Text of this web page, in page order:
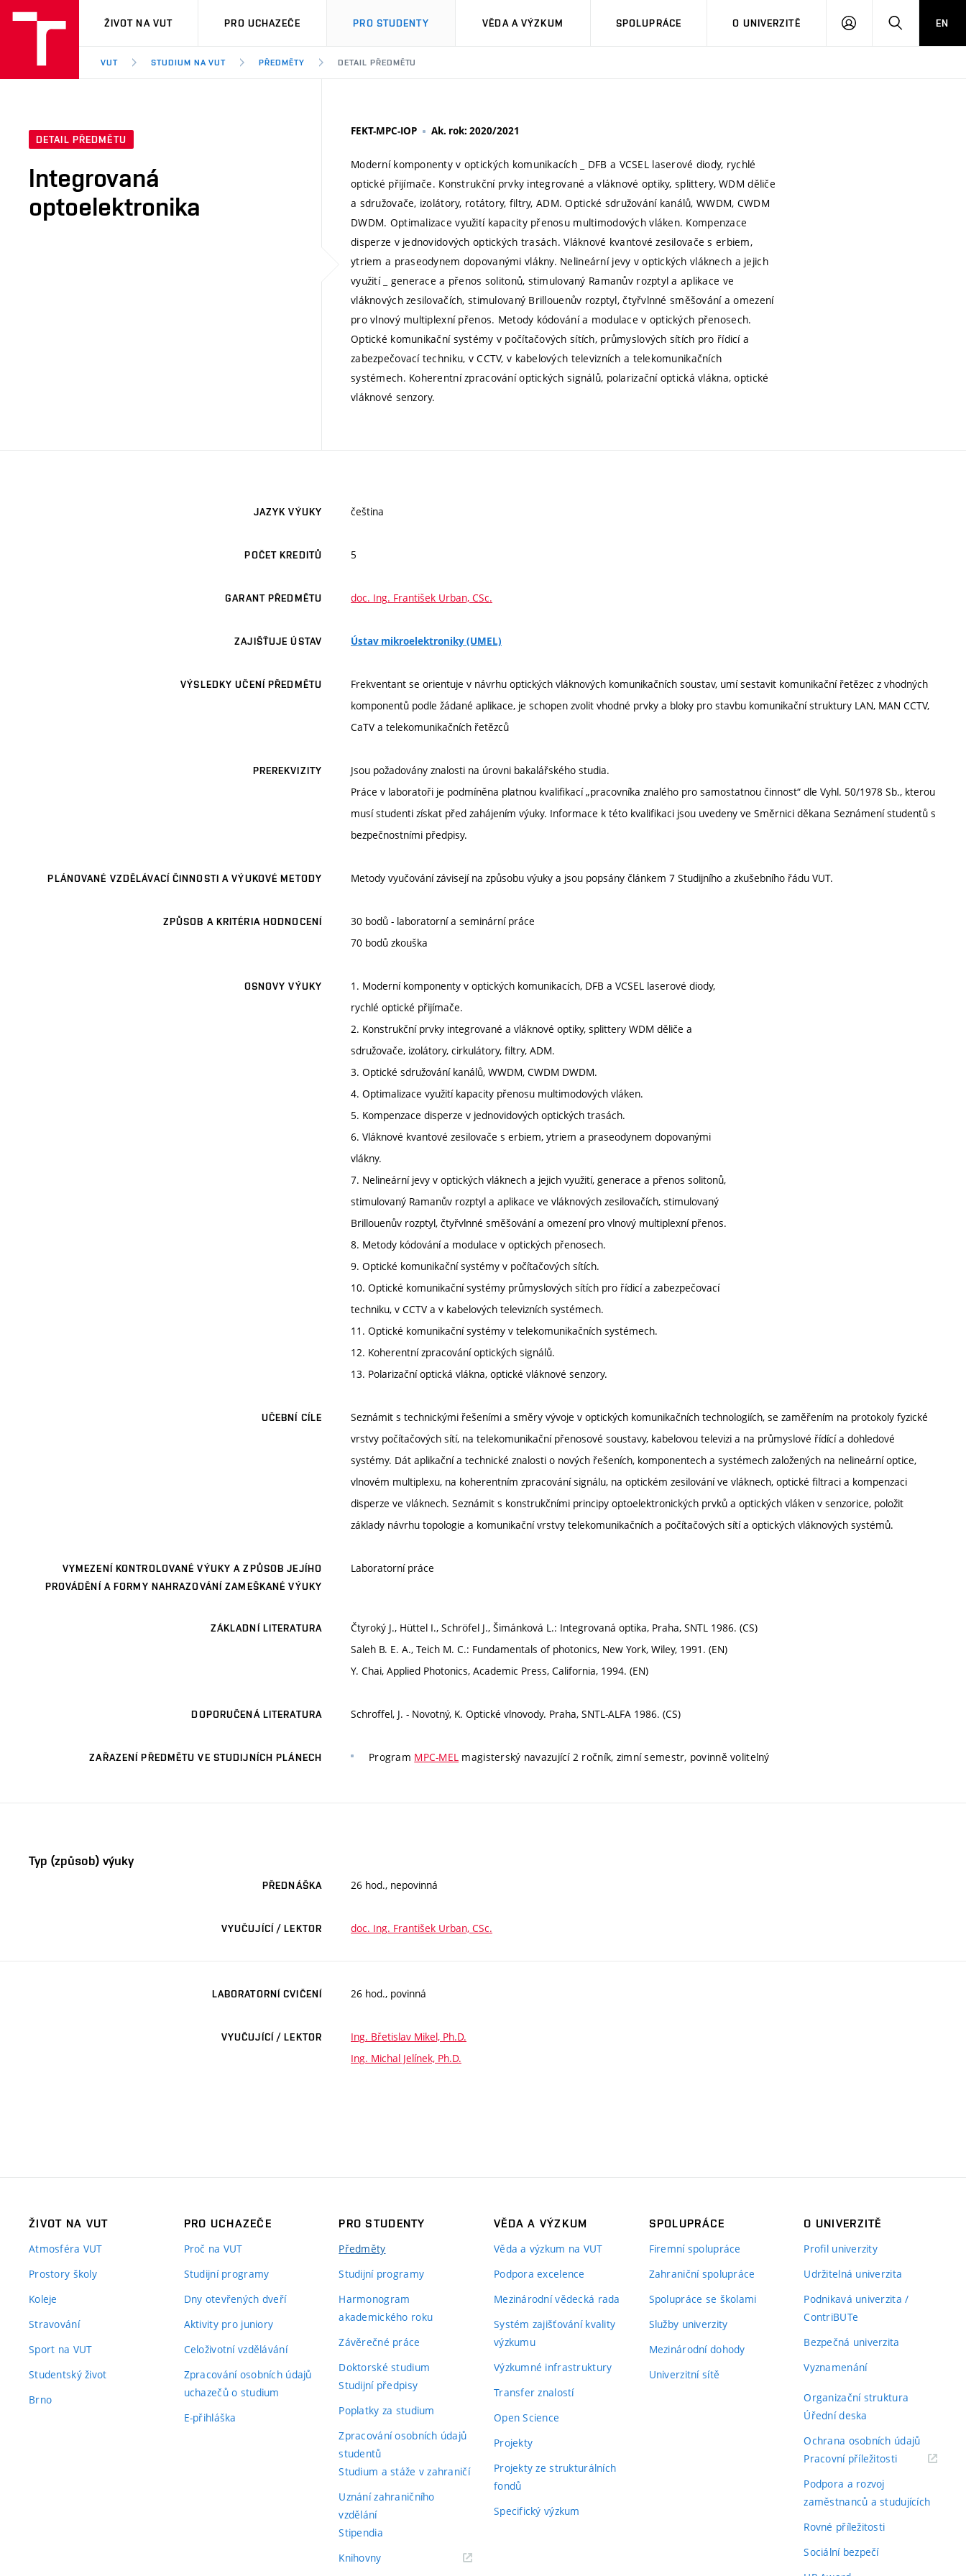
VUT
ŽIVOT NA VUT PRO UCHAZEČE PRO STUDENTY VĚDA A VÝZKUM SPOLUPRÁCE O UNIVERZITĚ
PŘIHLÁSIT HLEDATEN
VUT STUDIUM NA VUT PŘEDMĚTY DETAIL PŘEDMĚTU
DETAIL PŘEDMĚTU
Integrovaná
optoelektronika
FEKT-MPC-IOP Ak. rok: 2020/2021
Moderní komponenty v optických komunikacích _ DFB a VCSEL laserové diody, rychlé
optické přijímače. Konstrukční prvky integrované a vláknové optiky, splittery, WDM děliče
a sdružovače, izolátory, rotátory, filtry, ADM. Optické sdružování kanálů, WWDM, CWDM
DWDM. Optimalizace využití kapacity přenosu multimodových vláken. Kompenzace
disperze v jednovidových optických trasách. Vláknové kvantové zesilovače s erbiem,
ytriem a praseodynem dopovanými vlákny. Nelineární jevy v optických vláknech a jejich
využití _ generace a přenos solitonů, stimulovaný Ramanův rozptyl a aplikace ve
vláknových zesilovačích, stimulovaný Brillouenův rozptyl, čtyřvlnné směšování a omezení
pro vlnový multiplexní přenos. Metody kódování a modulace v optických přenosech.
Optické komunikační systémy v počítačových sítích, průmyslových sítích pro řídicí a
zabezpečovací techniku, v CCTV, v kabelových televizních a telekomunikačních
systémech. Koherentní zpracování optických signálů, polarizační optická vlákna, optické
vláknové senzory.
JAZYK VÝUKY čeština
POČET KREDITŮ 5
GARANT PŘEDMĚTU doc. Ing. František Urban, CSc.
ZAJIŠŤUJE ÚSTAV Ústav mikroelektroniky (UMEL)
VÝSLEDKY UČENÍ PŘEDMĚTU
Frekventant se orientuje v návrhu optických vláknových komunikačních soustav, umí sestavit komunikační řetězec z vhodných
komponentů podle žádané aplikace, je schopen zvolit vhodné prvky a bloky pro stavbu komunikační struktury LAN, MAN CCTV,
CaTV a telekomunikačních řetězců
PREREKVIZITY
Jsou požadovány znalosti na úrovni bakalářského studia.
Práce v laboratoři je podmíněna platnou kvalifikací „pracovníka znalého pro samostatnou činnost“ dle Vyhl. 50/1978 Sb., kterou
musí studenti získat před zahájením výuky. Informace k této kvalifikaci jsou uvedeny ve Směrnici děkana Seznámení studentů s
bezpečnostními předpisy.
PLÁNOVANÉ VZDĚLÁVACÍ ČINNOSTI A VÝUKOVÉ METODY Metody vyučování závisejí na způsobu výuky a jsou popsány článkem 7 Studijního a zkušebního řádu VUT.
ZPŮSOB A KRITÉRIA HODNOCENÍ
30 bodů - laboratorní a seminární práce
70 bodů zkouška
OSNOVY VÝUKY
1. Moderní komponenty v optických komunikacích, DFB a VCSEL laserové diody,
rychlé optické přijímače.
2. Konstrukční prvky integrované a vláknové optiky, splittery WDM děliče a
sdružovače, izolátory, cirkulátory, filtry, ADM.
3. Optické sdružování kanálů, WWDM, CWDM DWDM.
4. Optimalizace využití kapacity přenosu multimodových vláken.
5. Kompenzace disperze v jednovidových optických trasách.
6. Vláknové kvantové zesilovače s erbiem, ytriem a praseodynem dopovanými
vlákny.
7. Nelineární jevy v optických vláknech a jejich využití, generace a přenos solitonů,
stimulovaný Ramanův rozptyl a aplikace ve vláknových zesilovačích, stimulovaný
Brillouenův rozptyl, čtyřvlnné směšování a omezení pro vlnový multiplexní přenos.
8. Metody kódování a modulace v optických přenosech.
9. Optické komunikační systémy v počítačových sítích.
10. Optické komunikační systémy průmyslových sítích pro řídicí a zabezpečovací
techniku, v CCTV a v kabelových televizních systémech.
11. Optické komunikační systémy v telekomunikačních systémech.
12. Koherentní zpracování optických signálů.
13. Polarizační optická vlákna, optické vláknové senzory.
UČEBNÍ CÍLE
Seznámit s technickými řešeními a směry vývoje v optických komunikačních technologiích, se zaměřením na protokoly fyzické
vrstvy počítačových sítí, na telekomunikační přenosové soustavy, kabelovou televizi a na průmyslové řídící a dohledové
systémy. Dát aplikační a technické znalosti o nových řešeních, komponentech a systémech založených na nelineární optice,
vlnovém multiplexu, na koherentním zpracování signálu, na optickém zesilování ve vláknech, optické filtraci a kompenzaci
disperze ve vláknech. Seznámit s konstrukčními principy optoelektronických prvků a optických vláken v senzorice, položit
základy návrhu topologie a komunikační vrstvy telekomunikačních a počítačových sítí a optických vláknových systémů.
VYMEZENÍ KONTROLOVANÉ VÝUKY A ZPŮSOB JEJÍHO
PROVÁDĚNÍ A FORMY NAHRAZOVÁNÍ ZAMEŠKANÉ VÝUKY
Laboratorní práce
ZÁKLADNÍ LITERATURA
Čtyroký J., Hüttel I., Schröfel J., Šimánková L.: Integrovaná optika, Praha, SNTL 1986. (CS)
Saleh B. E. A., Teich M. C.: Fundamentals of photonics, New York, Wiley, 1991. (EN)
Y. Chai, Applied Photonics, Academic Press, California, 1994. (EN)
DOPORUČENÁ LITERATURA Schroffel, J. - Novotný, K. Optické vlnovody. Praha, SNTL-ALFA 1986. (CS)
ZAŘAZENÍ PŘEDMĚTU VE STUDIJNÍCH PLÁNECH Program MPC-MEL magisterský navazující 2 ročník, zimní semestr, povinně volitelný
Typ (způsob) výuky
PŘEDNÁŠKA 26 hod., nepovinná
VYUČUJÍCÍ / LEKTOR doc. Ing. František Urban, CSc.
LABORATORNÍ CVIČENÍ 26 hod., povinná
VYUČUJÍCÍ / LEKTOR
Ing. Břetislav Mikel, Ph.D.
Ing. Michal Jelínek, Ph.D.
ŽIVOT NA VUT
Atmosféra VUT
Prostory školy
Koleje
Stravování
Sport na VUT
Studentský život
Brno
PRO UCHAZEČE
Proč na VUT
Studijní programy
Dny otevřených dveří
Aktivity pro juniory
Celoživotní vzdělávání
Zpracování osobních údajů
uchazečů o studium
E-přihláška
PRO STUDENTY
Předměty
Studijní programy
Harmonogram
akademického roku
Závěrečné práce
Doktorské studium
Studijní předpisy
Poplatky za studium
Zpracování osobních údajů
studentů
Studium a stáže v zahraničí
Uznání zahraničního
vzdělání
Stipendia
Knihovny(externí
VĚDA A VÝZKUM
Věda a výzkum na VUT
Podpora excelence
Mezinárodní vědecká rada
Systém zajišťování kvality
výzkumu
Výzkumné infrastruktury
Transfer znalostí
Open Science
Projekty
Projekty ze strukturálních
fondů
Specifický výzkum
SPOLUPRÁCE
Firemní spolupráce
Zahraniční spolupráce
Spolupráce se školami
Služby univerzity
Mezinárodní dohody
Univerzitní sítě
O UNIVERZITĚ
Profil univerzity
Udržitelná univerzita
Podnikavá univerzita /
ContriBUTe
Bezpečná univerzita
Vyznamenání
Organizační struktura
Úřední deska
Ochrana osobních údajů
Pracovní příležitosti(externí
Podpora a rozvoj
zaměstnanců a studujících
Rovné příležitosti
Sociální bezpečí